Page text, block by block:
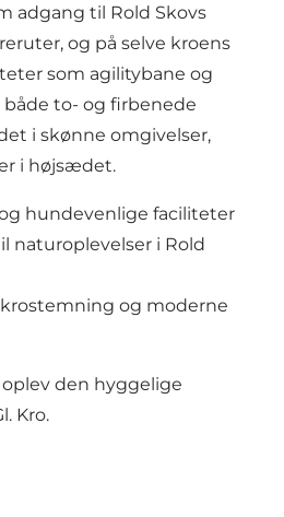
adgang til Rold Skovs
og på selve kroens
som agilitybane og
både to- og firbenede
i skønne omgivelser,
i højsædet.
hundevenlige faciliteter
naturoplevelser i Rold
og moderne
den hyggelige
Kro.